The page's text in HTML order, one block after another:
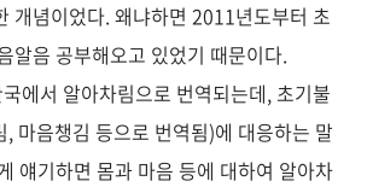
개념이었다. 왜냐하면 2011년도부터 초
알음 공부해오고 있었기 때문이다.
에서 알아차림으로 번역되는데, 초기불
마음챙김 등으로 번역됨)에 대응하는 말
얘기하면 몸과 마음 등에 대하여 알아차